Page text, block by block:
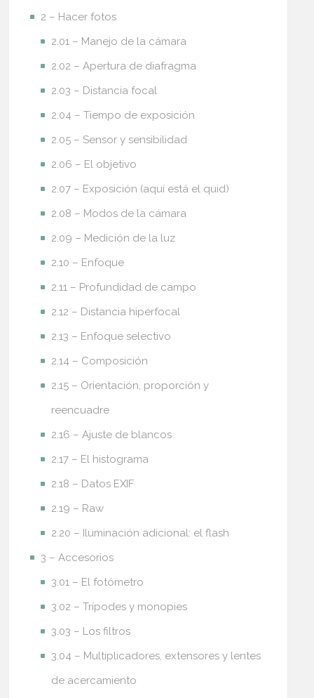
2 – Hacer fotos
2.01 – Manejo de la cámara
2.02 – Apertura de diafragma
2.03 – Distancia focal
2.04 – Tiempo de exposición
2.05 – Sensor y sensibilidad
2.06 – El objetivo
2.07 – Exposición (aquí está el quid)
2.08 – Modos de la cámara
2.09 – Medición de la luz
2.10 – Enfoque
2.11 – Profundidad de campo
2.12 – Distancia hiperfocal
2.13 – Enfoque selectivo
2.14 – Composición
2.15 – Orientación, proporción y
reencuadre
2.16 – Ajuste de blancos
2.17 – El histograma
2.18 – Datos EXIF
2.19 – Raw
2.20 – Iluminación adicional: el flash
3 – Accesorios
3.01 – El fotómetro
3.02 – Trípodes y monopies
3.03 – Los filtros
3.04 – Multiplicadores, extensores y lentes
de acercamiento